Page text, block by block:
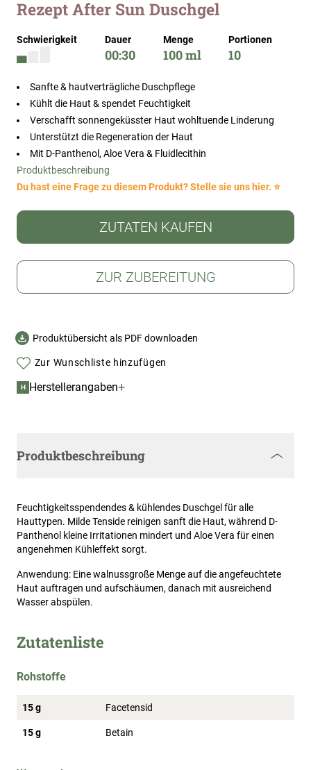
Zum
Anfang
Bildergalerie
springen
Rezept After Sun Duschgel
Schwierigkeit Dauer
00:30
Menge
100 ml
Portionen
10
Sanfte & hautverträgliche Duschpflege
Kühlt die Haut & spendet Feuchtigkeit
Verschafft sonnengeküsster Haut wohltuende Linderung
Unterstützt die Regeneration der Haut
Mit D-Panthenol, Aloe Vera & Fluidlecithin
Produktbeschreibung
Du hast eine Frage zu diesem Produkt? Stelle sie uns hier. ⭐
ZUTATEN KAUFEN
ZUR ZUBEREITUNG
Produktübersicht als PDF downloaden
Zur Wunschliste hinzufügen
H Herstellerangaben+
Produktbeschreibung
Feuchtigkeitsspendendes & kühlendes Duschgel für alle
Hauttypen. Milde Tenside reinigen sanft die Haut, während D-
Panthenol kleine Irritationen mindert und Aloe Vera für einen
angenehmen Kühleffekt sorgt.
Anwendung: Eine walnussgroße Menge auf die angefeuchtete
Haut auftragen und aufschäumen, danach mit ausreichend
Wasser abspülen.
Zutatenliste
Rohstoffe
15 g Facetensid
15 g Betain